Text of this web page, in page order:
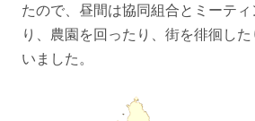
たので、昼間は協同組合とミーティ
り、農園を回ったり、街を徘徊し
いました。